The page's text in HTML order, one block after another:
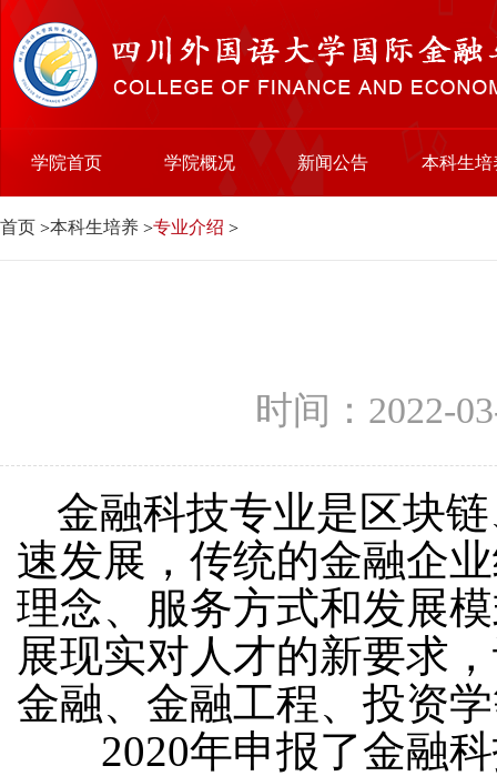
学院首页 学院概况 新闻公告 本科生培
首页 >本科生培养 >专业介绍 >
时间：
金融科技专业是区块
速发展，传统的金融企
理念、服务方式和发展
展现实对人才的新要求
金融、金融工程、投资
2020年申报了金融